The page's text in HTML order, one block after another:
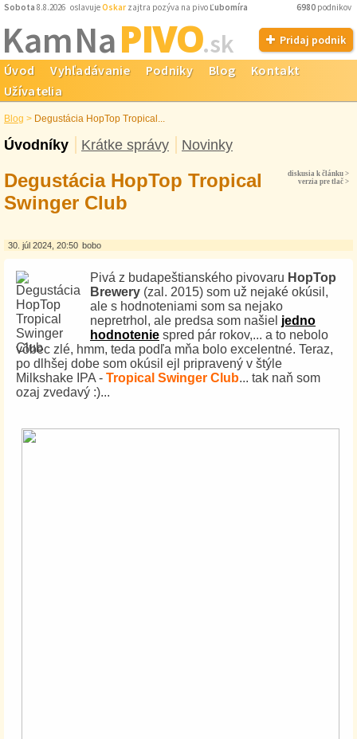
Sobota 8.8.2026 oslavujeOskar zajtra pozýva na pivo Ľubomíra 6980 podnikov
Kam NaPIVO.sk Pridaj podnik
Úvod Vyhľadávanie Podniky Blog
Kontakt
Užívatelia
Blog > Degustácia HopTop Tropical...
Úvodníky Krátke správy Novinky
diskusia k článku >
verzia pre tlač >
Degustácia HopTop Tropical
Swinger Club
30. júl 2024, 20:50 bobo
Pivá z budapeštianského pivovaru HopTop
Brewery (zal. 2015) som už nejaké okúsil,
ale s hodnoteniami som sa nejako
nepretrhol, ale predsa som našiel jedno
hodnotenie spred pár rokov,... a to nebolo
vôbec zlé, hmm, teda podľa mňa bolo excelentné. Teraz,
po dlhšej dobe som okúsil ejl pripravený v štýle
Milkshake IPA - Tropical Swinger Club... tak naň som
ozaj zvedavý :)...